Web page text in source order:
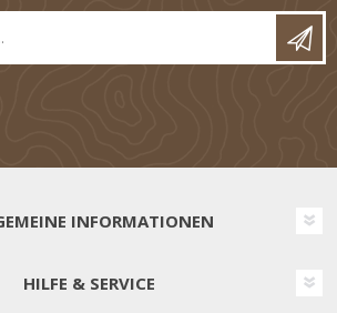
INFORMATIONEN
HILFE & SERVICE